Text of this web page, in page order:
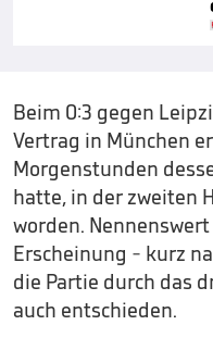
Beim 0:3 gegen
Vertrag in München
Morgenstunden
hatte, in der zweiten
worden.
Erscheinung - kurz
die Partie durch das
auch entschieden.